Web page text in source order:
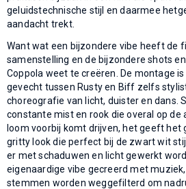
geluidstechnische stijl en daarmee
aandacht trekt.
Want wat een bijzondere vibe heeft de
samenstelling en de bijzondere shots
Coppola weet te creëren. De montage
gevecht tussen Rusty en Biff zelfs
choreografie van licht, duister en dans.
constante mist en rook die overal op
loom voorbij komt drijven, het geeft het
gritty look die perfect bij de zwart wit
er met schaduwen en licht gewerkt
eigenaardige vibe gecreerd met
stemmen worden weggefilterd om